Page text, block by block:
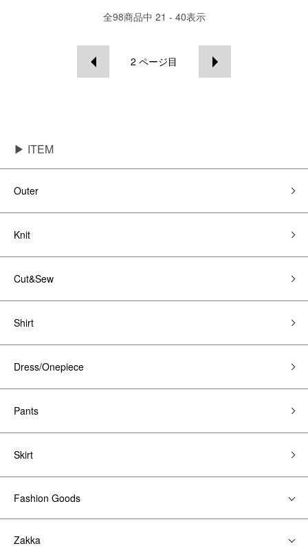
全98商品中 21 - 40表示
2 ページ目
▶ ITEM
Outer
Knit
Cut&Sew
Shirt
Dress/Onepiece
Pants
Skirt
Fashion Goods
Zakka